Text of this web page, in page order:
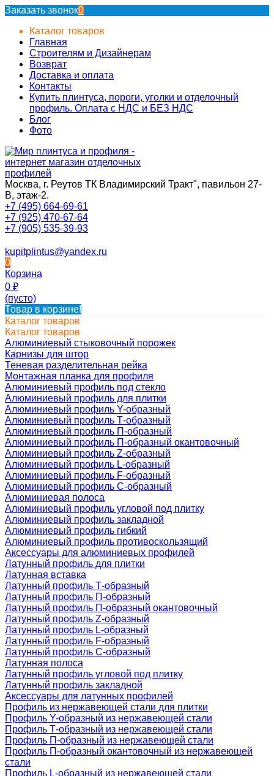
Заказать звонок0
Каталог товаров
Главная
Строителям и Дизайнерам
Возврат
Доставка и оплата
Контакты
Купить плинтуса, пороги, уголки и отделочный
профиль. Оплата с НДС и БЕЗ НДС
Блог
Фото
Москва, г. Реутов ТК Владимирский Тракт", павильон 27-
В, этаж-2.
+7 (495) 664-69-61
+7 (925) 470-67-64
+7 (905) 535-39-93
kupitplintus@yandex.ru
0
Корзина
0 ₽
(пусто)
Товар в корзине!
Каталог товаров
Каталог товаров
Алюминиевый стыковочный порожек
Карнизы для штор
Теневая разделительная рейка
Монтажная планка для профиля
Алюминиевый профиль под стекло
Алюминиевый профиль для плитки
Алюминиевый профиль Y-образный
Алюминиевый профиль Т-образный
Алюминиевый профиль П-образный
Алюминиевый профиль П-образный окантовочный
Алюминиевый профиль Z-образный
Алюминиевый профиль L-образный
Алюминиевый профиль F-образный
Алюминиевый профиль C-образный
Алюминиевая полоса
Алюминиевый профиль угловой под плитку
Алюминиевый профиль закладной
Алюминиевый профиль гибкий
Алюминиевый профиль противоскользящий
Аксессуары для алюминиевых профилей
Латунный профиль для плитки
Латунная вставка
Латунный профиль Т-образный
Латунный профиль П-образный
Латунный профиль П-образный окантовочный
Латунный профиль Z-образный
Латунный профиль L-образный
Латунный профиль F-образный
Латунный профиль C-образный
Латунная полоса
Латунный профиль угловой под плитку
Латунный профиль закладной
Аксессуары для латунных профилей
Профиль из нержавеющей стали для плитки
Профиль Y-образный из нержавеющей стали
Профиль Т-образный из нержавеющей стали
Профиль П-образный из нержавеющей стали
Профиль П-образный окантовочный из нержавеющей
стали
Профиль L-образный из нержавеющей стали